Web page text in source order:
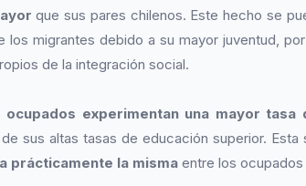
que sus pares chilenos. Este hecho se
los migrantes debido a su mayor juventud,
de la integración social.
ocupados experimentan una mayor tasa
sus altas tasas de educación superior. Esta
prácticamente la misma entre los